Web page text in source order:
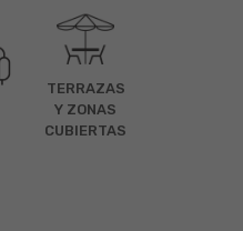
TERRAZAS
Y ZONAS
CUBIERTAS